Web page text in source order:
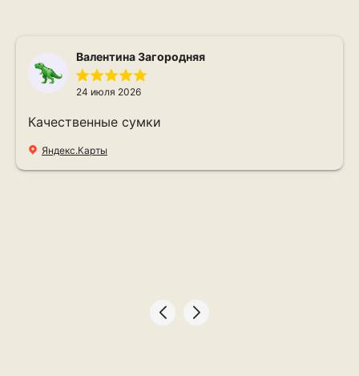
Валентина Загородняя
24 июля 2026
Качественные сумки
Яндекс.Карты